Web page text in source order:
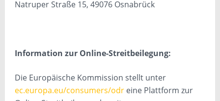
Natruper Straße 15, 49076 Osnabrück
Information zur Online-Streitbeilegung:
Die Europäische Kommission stellt unter
ec.europa.eu/consumers/odr eine Plattform zur